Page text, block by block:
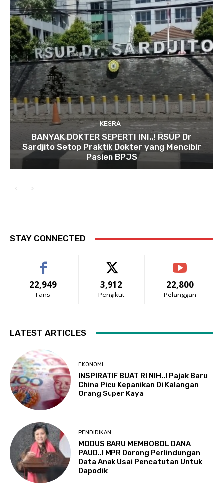
KESRA
BANYAK DOKTER SEPERTI INI..! RSUP Dr
Sardjito Setop Praktik Dokter yang Mencibir
Pasien BPJS
STAY CONNECTED
22,949
Fans
3,912
Pengikut
22,800
Pelanggan
LATEST ARTICLES
EKONOMI
INSPIRATIF BUAT RI NIH..! Pajak Baru
China Picu Kepanikan Di Kalangan
Orang Super Kaya
PENDIDIKAN
MODUS BARU MEMBOBOL DANA
PAUD..! MPR Dorong Perlindungan
Data Anak Usai Pencatutan Untuk
Dapodik